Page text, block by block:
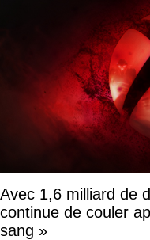
Avec 1,6 milliard de
continue de couler
sang »